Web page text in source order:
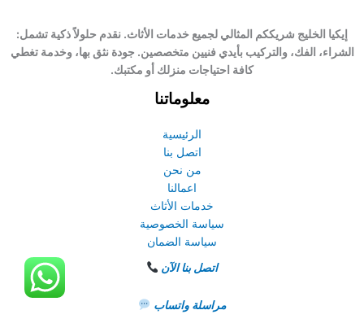
إيكيا الخليج شريككم المثالي لجميع خدمات الأثاث. نقدم حلولاً ذكية تشمل:
الشراء، الفك، والتركيب بأيدي فنيين متخصصين. جودة نثق بها، وخدمة تغطي
كافة احتياجات منزلك أو مكتبك.
معلوماتنا
الرئيسية
اتصل بنا
من نحن
اعمالنا
خدمات الأثاث
سياسة الخصوصية
سياسة الضمان
اتصل بنا الآن
مراسلة واتساب